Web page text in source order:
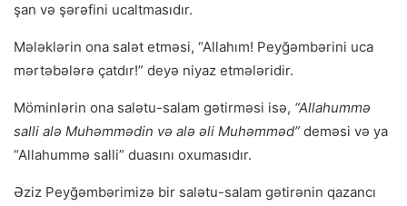
şan və şərəfini ucaltmasıdır.
Mələklərin ona salət etməsi, “Allahım! Peyğəmbərini uca
mərtəbələrə çatdır!” deyə niyaz etmələridir.
Möminlərin ona salətu-salam gətirməsi isə, “Allahummə
salli alə Muhəmmədin və alə əli Muhəmməd” deməsi və ya
“Allahummə salli” duasını oxumasıdır.
Əziz Peyğəmbərimizə bir salətu-salam gətirənin qazancı